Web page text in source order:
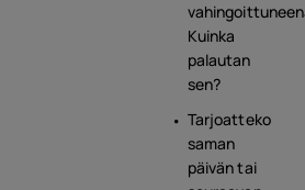
Kuinka
palautan
sen?
Tarjoatteko
saman
päivän tai